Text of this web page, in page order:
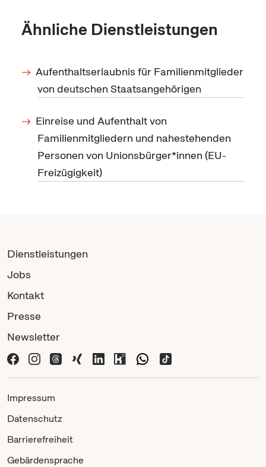
Ähnliche Dienstleistungen
Aufenthaltserlaubnis für Familienmitglieder
von deutschen Staatsangehörigen
Einreise und Aufenthalt von
Familienmitgliedern und nahestehenden
Personen von Unionsbürger*innen (EU-
Freizügigkeit)
Dienstleistungen
Jobs
Kontakt
Presse
Newsletter
Impressum
Datenschutz
Barrierefreiheit
Gebärdensprache